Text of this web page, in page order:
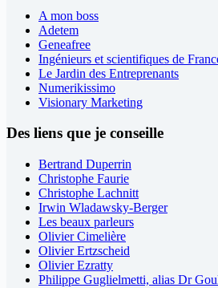
A mon boss
Adetem
Geneafree
Ingénieurs et scientifiques de
Le Jardin des Entreprenants
Numerikissimo
Visionary Marketing
Des liens que je conseille
Bertrand Duperrin
Christophe Faurie
Christophe Lachnitt
Irwin Wladawsky-Berger
Les beaux parleurs
Olivier Cimelière
Olivier Ertzscheid
Olivier Ezratty
Philippe Guglielmetti, alias Dr